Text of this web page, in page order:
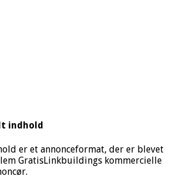
indhold
er et annonceformat, der er blevet
GratisLinkbuildings kommercielle